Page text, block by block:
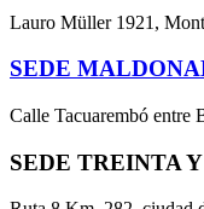
Lauro Müller 1921,
SEDE
Calle Tacuarembó entre
SEDE TREINTA